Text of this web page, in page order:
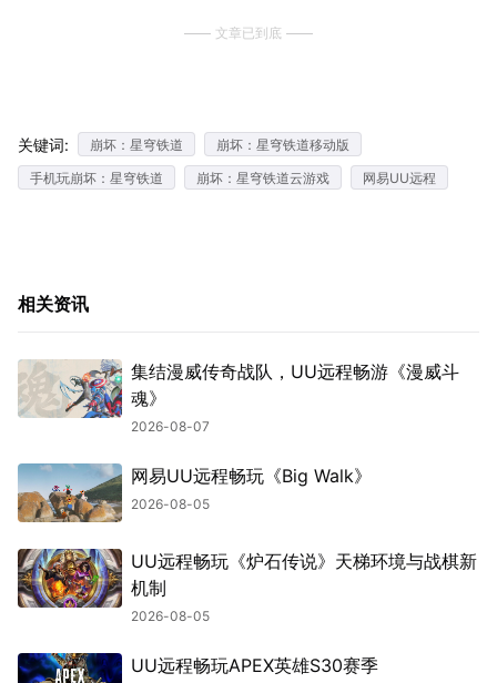
文章已到底
关键词: 崩坏：星穹铁道
崩坏：星穹铁道移动版
手机玩崩坏：星穹铁道
崩坏：星穹铁道云游戏 网易UU远程
相关资讯
集结漫威传奇战队，UU远程畅游《漫威斗
魂》
2026-08-07
网易UU远程畅玩《Big Walk》
2026-08-05
UU远程畅玩《炉石传说》天梯环境与战棋新
机制
2026-08-05
UU远程畅玩APEX英雄S30赛季